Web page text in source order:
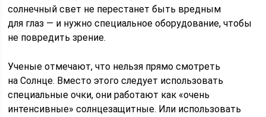
солнечный свет не перестанет быть вредным
для глаз — и нужно специальное оборудование, чтобы
не повредить зрение.
Ученые отмечают, что нельзя прямо смотреть
на Солнце. Вместо этого следует использовать
специальные очки, они работают как «очень
интенсивные» солнцезащитные. Или использовать